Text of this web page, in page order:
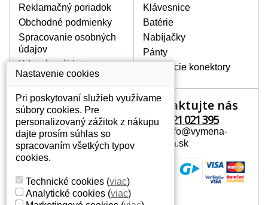
nájdete sieťové adaptéry od všetkých
možných výrobcov notebookov.
SIEŤOVÉ ADAPTÉRY S
CERTIFIKÁTOM KVALITY.
Všetky ponúkané nabíjačky s
certifikátom kvality CE, ROHS.
Adaptéry sú vybavené feritovým
filtrom a kvalitným zabezpečením
proti prehriatiu, prepätiu a
preťaženiu.
AKO VYBRAŤ TEN SPRÁVNY?
Na našich webových stránkach nesmie
chýbať okienko vyhľadávania, vďaka
Reklamačný poriadok
Obchodné podmienky
Spracovanie osobných
údajov
Kde nás nájdete
Klávesnice
Batérie
Nabíjačky
Pánty
Napájacie konektory
Váš účet
Váš účet
Osobné informácie
Adresy
Kontaktujte nás
+421 221 021 395
Mail: info@vymena-
displeja.sk
Nastavenie cookies
Pri poskytovaní služieb využívame
súbory cookies. Pre
personalizovaný zážitok z nákupu
dajte prosím súhlas so
spracovaním všetkých typov
cookies.
Technické cookies (viac)
Analytické cookies (viac)